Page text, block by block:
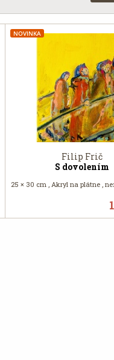
Filip Frič
S dovolením
25 × 30 cm , Akryl na plátne ,
NOVINKA